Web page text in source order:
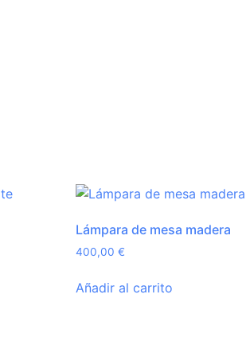
Lámpara de mesa madera
400,00€
Añadir al carrito